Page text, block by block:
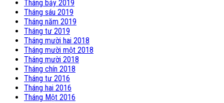
Tháng bảy 2019
Tháng sáu 2019
Tháng năm 2019
Tháng tư 2019
Tháng mười hai 2018
Tháng mười một 2018
Tháng mười 2018
Tháng chín 2018
Tháng tư 2016
Tháng hai 2016
Tháng Một 2016